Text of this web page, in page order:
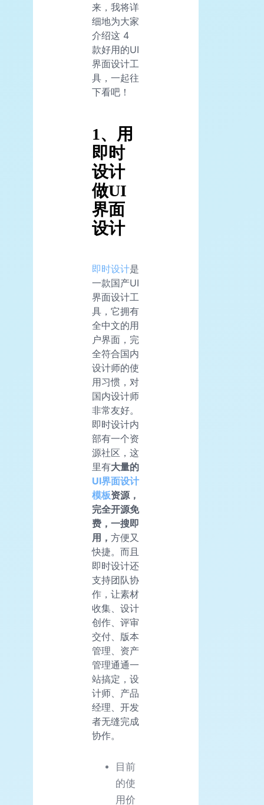
来，我将详
细地为大家
介绍这 4
款好用的UI
界面设计工
具，一起往
下看吧！
1、用
即时
设计
做UI
界面
设计
即时设计是
一款国产UI
界面设计工
具，它拥有
全中文的用
户界面，完
全符合国内
设计师的使
用习惯，对
国内设计师
非常友好。
即时设计内
部有一个资
源社区，这
里有大量的
UI界面设计
模板资源，
完全开源免
费，一搜即
用， 方便又
快捷。而且
即时设计还
支持团队协
作，让素材
收集、设计
创作、评审
交付、版本
管理、资产
管理通通一
站搞定，设
计师、产品
经理、开发
者无缝完成
协作。
目前
的使
用价